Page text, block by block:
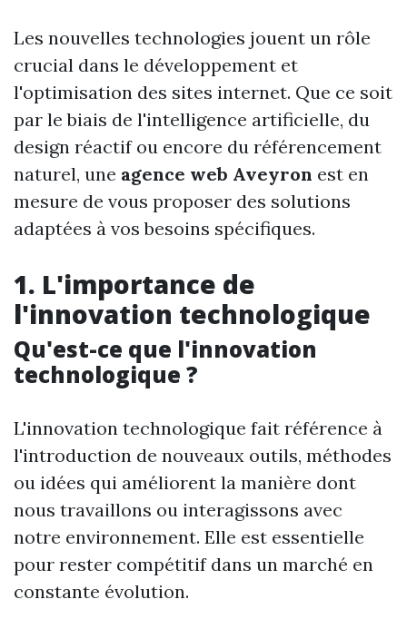
Les nouvelles technologies jouent un rôle
crucial dans le développement et
l'optimisation des sites internet. Que ce soit
par le biais de l'intelligence artificielle, du
design réactif ou encore du référencement
naturel, une agence web Aveyron est en
mesure de vous proposer des solutions
adaptées à vos besoins spécifiques.
1. L'importance de
l'innovation technologique
Qu'est-ce que l'innovation
technologique ?
L'innovation technologique fait référence à
l'introduction de nouveaux outils, méthodes
ou idées qui améliorent la manière dont
nous travaillons ou interagissons avec
notre environnement. Elle est essentielle
pour rester compétitif dans un marché en
constante évolution.